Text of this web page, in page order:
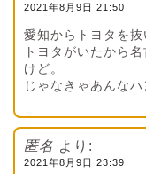
2021年8月9日 21:50
愛知からトヨタを
トヨタがいたから
けど。
じゃなきゃあんな
匿名 より:
2021年8月9日 23:39